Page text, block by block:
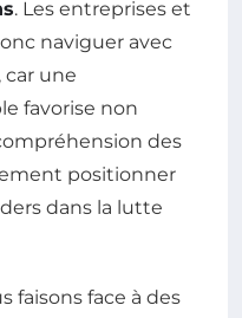
. Les entreprises et
naviguer avec
car une
favorise non
des
positionner
dans la lutte
faisons face à des